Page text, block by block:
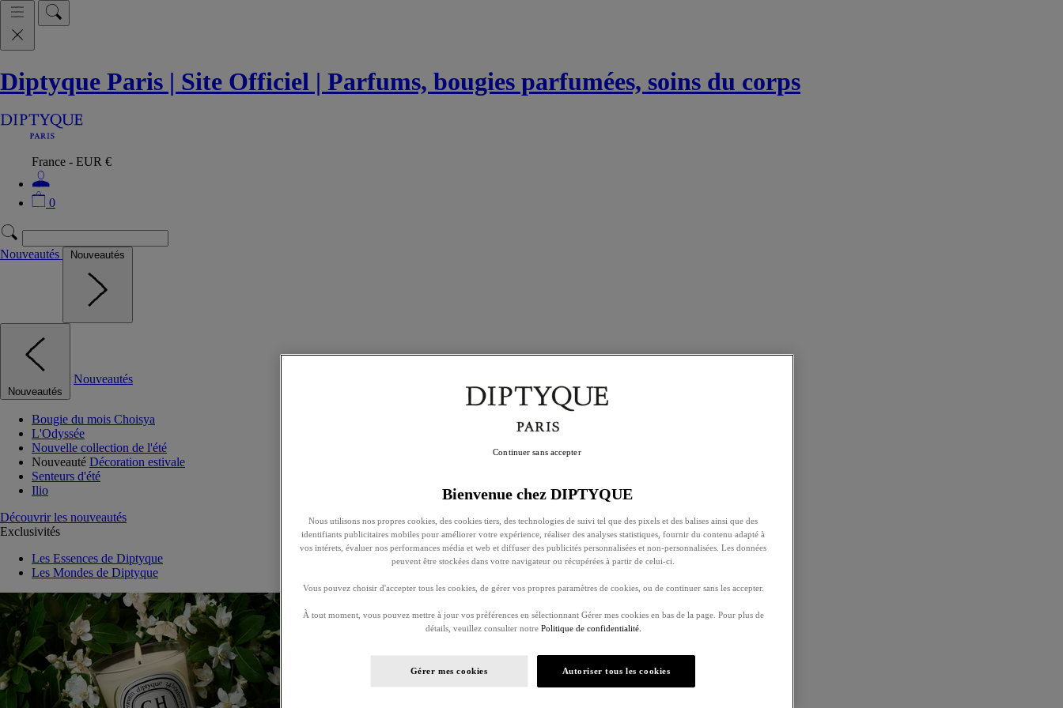
Diptyque Paris | Site Officiel | Parfums, bougies parfumées, soins du corps
France - EUR €
0
Nouveautés Nouveautés
Nouveautés
Nouveautés
Bougie du mois Choisya
L'Odyssée
Nouvelle collection de l'été
Nouveauté Décoration estivale
Senteurs d'été
Ilio
Découvrir les nouveautés
Exclusivités
Les Essences de Diptyque
Les Mondes de Diptyque
Bienvenue chez DIPTYQUE
Nous utilisons nos propres cookies, des cookies tiers, des technologies de suivi tel que des pixels et des balises ainsi que des
identifiants publicitaires mobiles pour améliorer votre expérience, réaliser des analyses statistiques, fournir du contenu adapté à
vos intérets, évaluer nos performances média et web et diffuser des publicités personnalisées et non-personnalisées. Les données
peuvent être stockées dans votre navigateur ou récupérées à partir de celui-ci.
Vous pouvez choisir d'accepter tous les cookies, de gérer vos propres paramètres de cookies, ou de continuer sans les accepter.
À tout moment, vous pouvez mettre à jour vos préférences en sélectionnant Gérer mes cookies en bas de la page. Pour plus de
détails, veuillez consulter notre Politique de confidentialité.
Gérer mes cookies Autoriser tous les cookies
Continuer sans accepter